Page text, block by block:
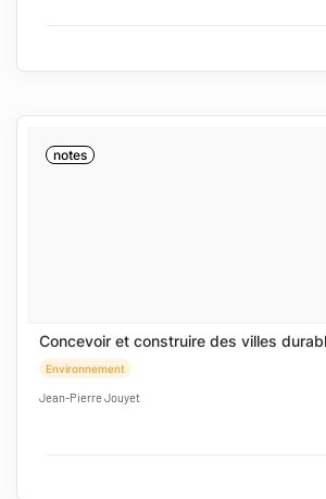
notes
Concevoir et construire des villes
Environnement
Jean-Pierre Jouyet